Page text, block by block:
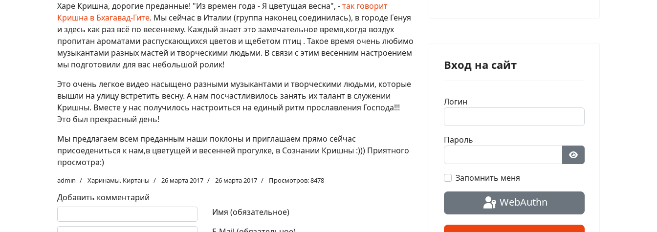
Харе Кришна, дорогие преданные! "Из времен года - Я цветущая весна", -так говорит
Кришна в Бхагавад-Гите. Мы сейчас в Италии (группа наконец соединилась), в городе Генуя
и здесь как раз всё по весеннему. Каждый знает это замечательное время,когда воздух
пропитан ароматами распускающихся цветов и щебетом птиц . Такое время очень любимо
музыкантами разных мастей и творческими людьми. В связи с этим весенним настроением
мы подготовили для вас небольшой ролик!
Это очень легкое видео насыщено разными музыкантами и творческими людьми, которые
вышли на улицу встретить весну. А нам посчастливилось занять их талант в служении
Кришны. Вместе у нас получилось настроиться на единый ритм прославления Господа!!!
Это был прекрасный день!
Мы предлагаем всем преданным наши поклоны и приглашаем прямо сейчас
присоедениться к нам,в цветущей и весенней прогулке, в Сознании Кришны :))) Приятного
просмотра:)
admin Харинамы. Киртаны 26 марта 2017 26 марта 2017 Просмотров: 8478
Добавить комментарий
Имя (обязательное)
Текст комментария
Вход на сайт
Логин
Пароль
Показать пароль
Запомнить меня
WebAuthn